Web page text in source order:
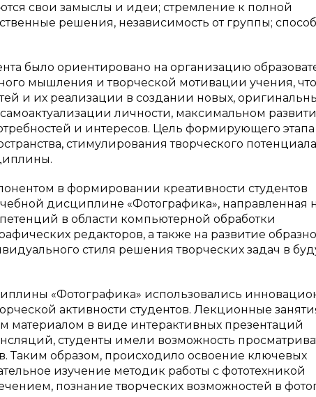
свои замыслы и идеи; стремление к полной
решения, независимость от группы;
было ориентировано на организацию
мышления и творческой мотивации учения, что
и их реализации в создании новых,
личности, максимальном
и интересов. Цель формирующего этапа
стимулирования творческого потенциала
в формировании креативности студентов
дисциплине «Фотографика», направленная
в области компьютерной обработки
редакторов, а также на развитие
стиля решения творческих задач в
«Фотографика» использовались
активности студентов. Лекционные
в виде интерактивных презентаций
студенты имели возможность
Таким образом, происходило освоение ключевых
изучение методик работы с фототехникой
познание творческих возможностей в